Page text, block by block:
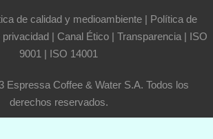
de calidad y medioambiente| Política de
privacidad | Canal Ético | Transparencia| ISO
9001 | ISO 14001
Espressa Coffee & Water S.A. Todos los
derechos reservados.